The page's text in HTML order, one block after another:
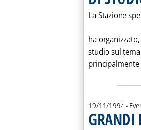
La Stazione
ha
studio sul
19/11/1994-
GRANDI